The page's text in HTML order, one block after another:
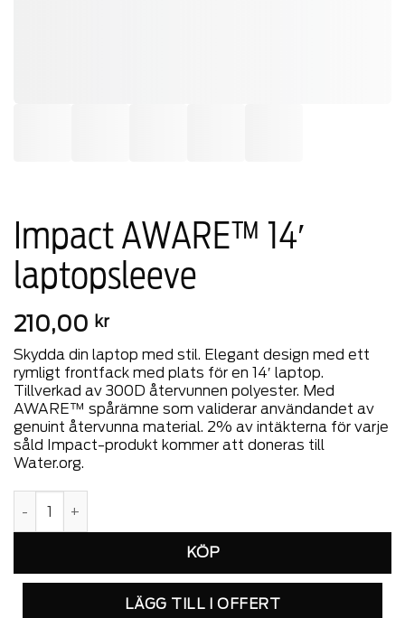
Impact AWARE™ 14′
laptopsleeve
210,00 kr
Skydda din laptop med stil. Elegant design med ett
rymligt frontfack med plats för en 14′ laptop.
Tillverkad av 300D återvunnen polyester. Med
AWARE™ spårämne som validerar användandet av
genuint återvunna material. 2% av intäkterna för varje
såld Impact-produkt kommer att doneras till
Water.org.
LÄGG TILL I OFFERT